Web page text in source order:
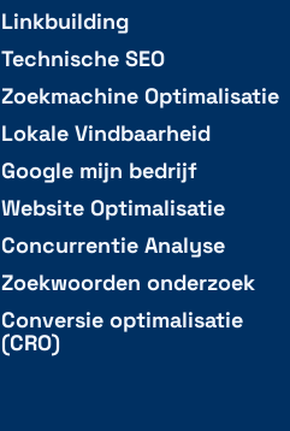
Linkbuilding
Technische SEO
Zoekmachine Optimalisatie
Lokale Vindbaarheid
Google mijn bedrijf
Website Optimalisatie
Concurrentie Analyse
Zoekwoorden onderzoek
Conversie optimalisatie
(CRO)